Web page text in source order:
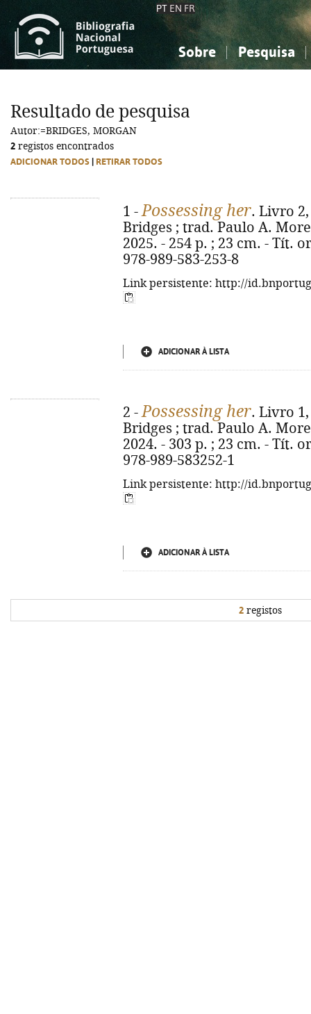
PT EN FR
Sobre Pesquisa
Ciências sociais...
Ciências sociais...
Resultado de pesquisa
Autor:=BRIDGES, MORGAN
2 registos encontrados
ADICIONAR TODOS RETIRAR TODOS
1 -Possessing her. Livro
Bridges ; trad. Paulo A.
2025. - 254 p. ; 23 cm. - Tít.
978-989-583-253-8
Link persistente: http://
ADICIONAR À LISTA
2 -Possessing her. Livro
Bridges ; trad. Paulo A.
2024. - 303 p. ; 23 cm. - Tít.
978-989-583252-1
Link persistente: http://
ADICIONAR À LISTA
2 registos